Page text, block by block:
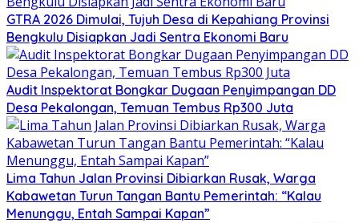
GTRA 2026 Dimulai, Tujuh Desa di Kepahiang Provinsi
Bengkulu Disiapkan Jadi Sentra Ekonomi Baru
Audit Inspektorat Bongkar Dugaan Penyimpangan DD
Desa Pekalongan, Temuan Tembus Rp300 Juta
Lima Tahun Jalan Provinsi Dibiarkan Rusak, Warga
Kabawetan Turun Tangan Bantu Pemerintah: “Kalau
Menunggu, Entah Sampai Kapan”